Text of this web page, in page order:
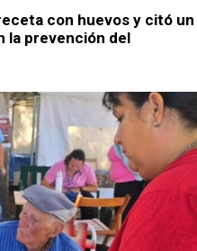
con huevos y citó un
la prevención del